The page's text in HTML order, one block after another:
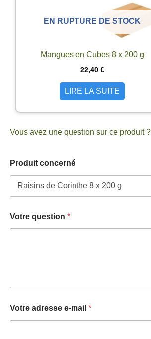
EN RUPTURE DE STOCK
Mangues en Cubes 8 x 200 g
22,40 €
LIRE LA SUITE
Vous avez une question sur ce produit ?
d
r
e
e
-
u
s
Produit concerné
Votre question *
Votre adresse e-mail *